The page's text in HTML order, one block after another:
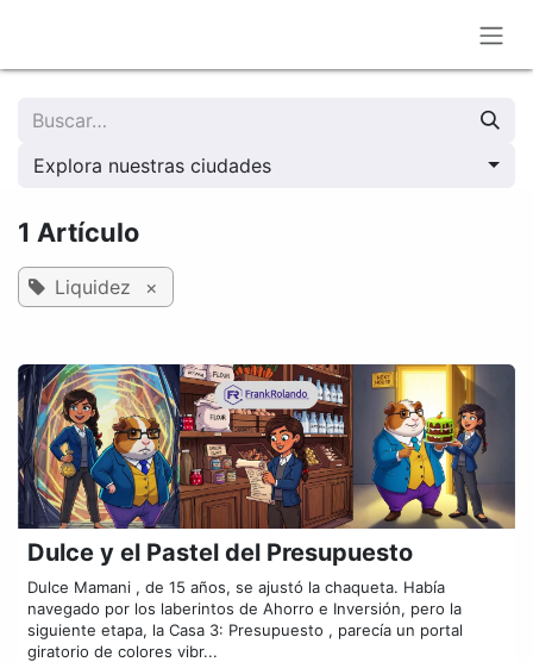
Explora nuestras ciudades
1 Artículo
Liquidez ×
Dulce y el Pastel del Presupuesto
Dulce Mamani , de 15 años, se ajustó la chaqueta. Había
navegado por los laberintos de Ahorro e Inversión, pero la
siguiente etapa, la Casa 3: Presupuesto , parecía un portal
giratorio de colores vibr...